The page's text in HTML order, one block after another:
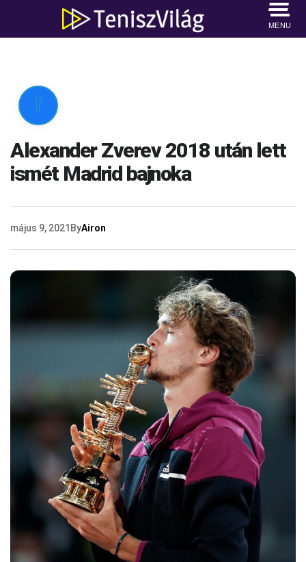
MENU

Alexander Zverev 2018 után lett
ismét Madrid bajnoka
május 9, 2021 ByAiron